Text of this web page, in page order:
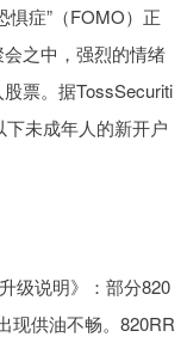
惧症”（FOMO）正
之中，强烈的情绪
票。据TossSecuriti
未成年人的新开户
级说明》：部分820
现供油不畅。820RR